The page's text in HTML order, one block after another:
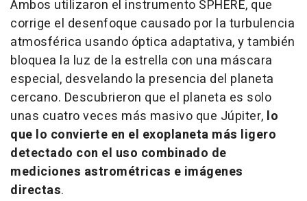
Ambos utilizaron el instrumento SPHERE, que
corrige el desenfoque causado por la turbulencia
atmosférica usando óptica adaptativa, y también
bloquea la luz de la estrella con una máscara
especial, desvelando la presencia del planeta
cercano. Descubrieron que el planeta es solo
unas cuatro veces más masivo que Júpiter, lo
que lo convierte en el exoplaneta más ligero
detectado con el uso combinado de
mediciones astrométricas e imágenes
directas.